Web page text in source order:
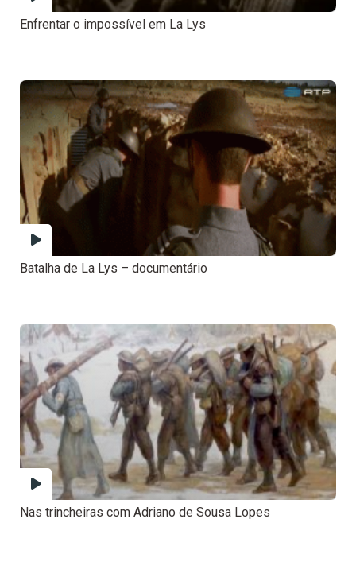
Enfrentar o impossível em La Lys
Batalha de La Lys – documentário
Nas trincheiras com Adriano de Sousa Lopes